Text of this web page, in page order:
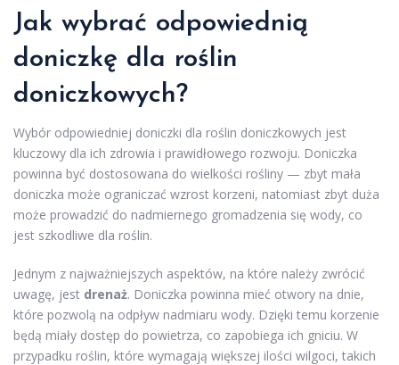
Jak wybrać odpowiednią
doniczkę dla roślin
doniczkowych?
Wybór odpowiedniej doniczki dla roślin doniczkowych jest
kluczowy dla ich zdrowia i prawidłowego rozwoju. Doniczka
powinna być dostosowana do wielkości rośliny — zbyt mała
doniczka może ograniczać wzrost korzeni, natomiast zbyt duża
może prowadzić do nadmiernego gromadzenia się wody, co
jest szkodliwe dla roślin.
Jednym z najważniejszych aspektów, na które należy zwrócić
uwagę, jest drenaż. Doniczka powinna mieć otwory na dnie,
które pozwolą na odpływ nadmiaru wody. Dzięki temu korzenie
będą miały dostęp do powietrza, co zapobiega ich gniciu. W
przypadku roślin, które wymagają większej ilości wilgoci, takich